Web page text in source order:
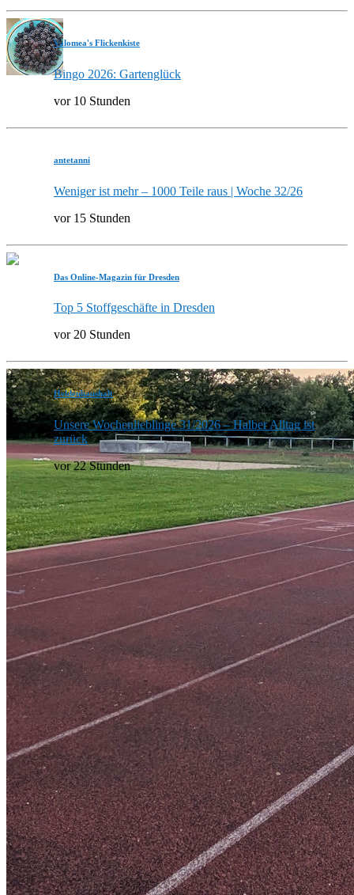
Valomea's Flickenkiste
Bingo 2026: Gartenglück
vor 10 Stunden
antetanni
Weniger ist mehr – 1000 Teile raus | Woche 32/26
vor 15 Stunden
Das Online-Magazin für Dresden
Top 5 Stoffgeschäfte in Dresden
vor 20 Stunden
Heldenhaushalt
Unsere Wochenlieblinge 31/2026 – Halber Alltag ist
zurück
vor 22 Stunden